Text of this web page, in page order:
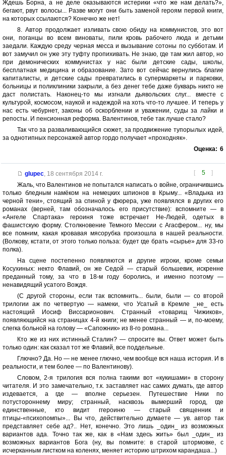
Ждешь Борна, а не деле оказываются истерики «что же нам делать?»,
бегают, рвут волосы... Разве могут они быть заменой героям первой книги,
на которых ссылаются? Конечно же нет!
8. Автор продолжает изливать свою обиду на коммунистов, это вот
они, поганцы во всем виноваты, пили кровь рабочего люда и детьми
заедали. Каждую среду черная месса и вызывание сотоны по субботам. И
вот замучил он уже эту туфту пропихивать. Не знаю, где там жил автор, но
при демонических коммунистах у нас были детские сады, школы,
бесплатная медицина и образование. Зато вот сейчас вернулись благие
капиталисты, и детские сады превратились в супермаркеты и парковки,
больницы и поликлиники закрыли, а без денег тебе даже букварь никто не
даст полистать. Наконец-то мы изгнали дьявольских слуг... вместе с
культурой, космосом, наукой и надеждой на хоть что-то лучшее. И теперь у
нас есть чебурнет, законы об оскорблении и уважении, суды за лайки и
репосты. И пенсионная реформа. Валентинов, тебе так лучше стало?
Так что за разваливающийся сюжет, за продвижение тупорылых идей,
за однотипных персонажей автор гордо получает «проходняк».
Оценка: 6
[ 5 ]
glupec, 18 сентября 2014 г.
Жаль, что Валентинов не попытался написать о войне, ограничившись
только бледным намёком на немецких шпионов в Крыму... «Владыка из
черной тени», стоящий за спиной у фюрера, уже появлялся в других его
романах (верней, там обозначалось его присутствие): вспомните — в
«Ангеле Спартака» героиня тоже встречает Не-Людей, одетых в
фашистскую форму. Столкновение Темного Мессии с Агасфером... ну, мы
все помним, какая кровавая мясорубка произошла в нашей реальности.
(Волкову, кстати, от этого только польза: будет где брать «сырье» для 33-го
полка).
На сцене постепенно появляются и другие игроки, кроме семьи
Косухиных: некто Флавий, он же Седой — старый большевик, искренне
преданный тому, за что в 18-м году боролись, и именно поэтому —
ненавидящий усатого Вождя.
(С другой стороны, если так вспомнить... были, были — со второй
трилогии аж по четвертую — намеки, что Усатый в Кремле _не_ есть
настоящий Иосиф Виссарионович. Странный «товарищ Чижиков»,
появляющийся на страницах 4-й книги; не менее странный — и, по-моему,
слегка больной на голову — «Сапожник» из 8-го романа...
Кто же из них истинный Сталин? — спросите вы. Ответ может быть
только один: как сказал тот же Флавий, все поддельные.
Глючно? Да. Но — не менее глючно, чем вообще вся наша история. И в
реальности, и тем более — по Валентинову).
Словом, 2-я трилогия вся полна такими вот «кукишами» в сторону
читателя. И это замечательно, т.к. заставляет нас самих думать, где автор
издевается, а где — вполне серьезен. Путешествие Ники по
потустороннему миру; странный, насквозь вымерший город, где
единственные, кто видит ггероиню — старый священник и
птицы-«психопомпы»... Вы что, действительно думаете — ув. автор так
представляет себе ад?.. Нет, конечно. Это лишь _один_ из возможных
вариантов ада. Точно так же, как в «Нам здесь жить» был _один_ из
возможных вариантов Бога (ну, вы помните: в старой штормовке, с
исчерканным листком на коленях, меняет историю штрихом карандаша...)